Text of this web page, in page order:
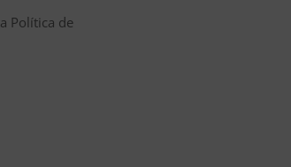
Política de